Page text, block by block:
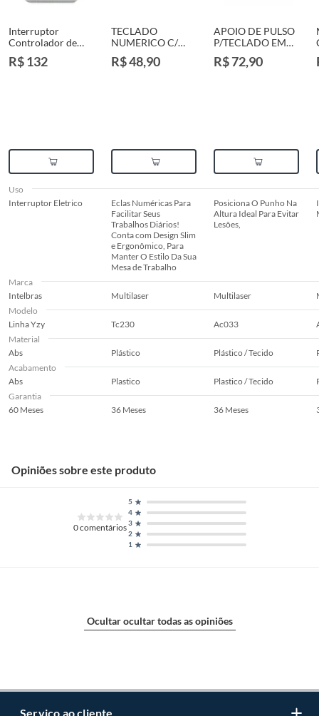
Interruptor
Controlador de
Crg Wi-Fi 1 1 Ews
211
R$ 132
TECLADO
NUMERICO C/
CABO RETRATIL
USB PR
R$ 48,90
APOIO DE PULSO
P/TECLADO EM
GEL PRETO
R$ 72,90
Uso
Interruptor Eletrico
Eclas Numéricas Para
Facilitar Seus
Trabalhos Diários!
Conta com Design Slim
e Ergonômico, Para
Manter O Estilo Da Sua
Mesa de Trabalho
Posiciona O Punho Na
Altura Ideal Para Evitar
Lesões,
Marca
Intelbras
Multilaser Multilaser
Modelo
Linha Yzy
Tc230 Ac033
Material
Abs
Plástico Plástico / Tecido
Acabamento
Abs
Plastico Plastico / Tecido
Garantia
60 Meses
36 Meses 36 Meses
Opiniões sobre este produto
0comentários
1
2
3
4
5
Ocultar ocultar todas as opiniões
Serviço ao cliente